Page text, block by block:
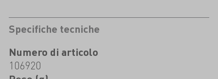
Specifiche tecniche
Numero di articolo
106920